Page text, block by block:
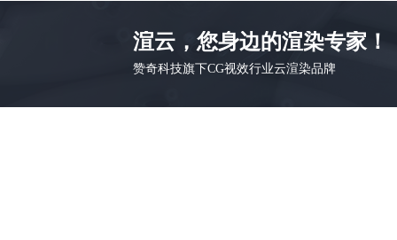
渲云，您身边的渲染专家！
赞奇科技旗下CG视效行业云渲染品牌